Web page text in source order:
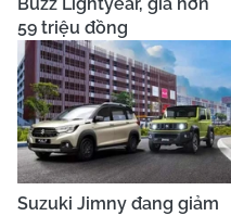
59 triệu đồng
Suzuki Jimny đang giảm